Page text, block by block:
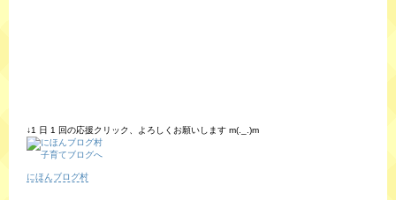
↓1 日 1 回の応援クリック、よろしくお願いします m(._.)m
にほんブログ村